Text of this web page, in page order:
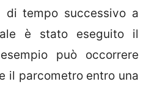
di tempo successivo a
è stato eseguito il
può occorrere
il parcometro entro una